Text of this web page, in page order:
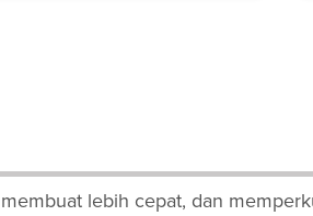
lebih cepat, dan